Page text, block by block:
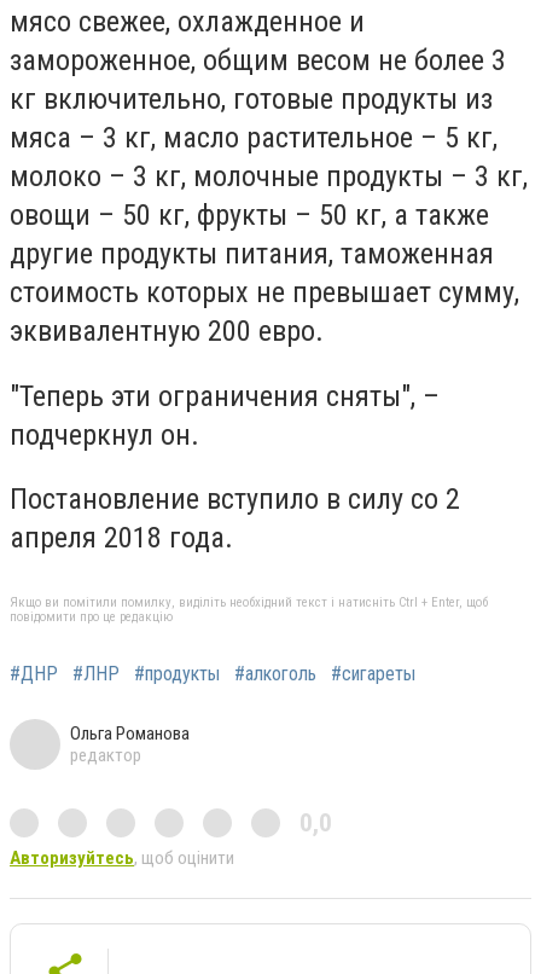
мясо свежее, охлажденное и
замороженное, общим весом не более 3
кг включительно, готовые продукты из
мяса – 3 кг, масло растительное – 5 кг,
молоко – 3 кг, молочные продукты – 3 кг,
овощи – 50 кг, фрукты – 50 кг, а также
другие продукты питания, таможенная
стоимость которых не превышает сумму,
эквивалентную 200 евро.
"Теперь эти ограничения сняты", –
подчеркнул он.
Постановление вступило в силу со 2
апреля 2018 года.
Якщо ви помітили помилку, виділіть необхідний текст і натисніть Ctrl + Enter, щоб
повідомити про це редакцію
#ДНР #ЛНР #продукты #алкоголь #сигареты
Ольга Романова
редактор
0,0
Авторизуйтесь, щоб оцінити